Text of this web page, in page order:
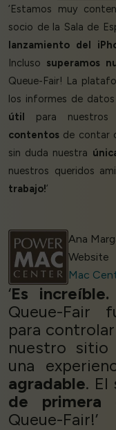
‘Estamos muy
socio de la Sala de
lanzamiento del
Incluso superamos
Queue-Fair! La
los informes de
útil para nuestros
contentos de contar
sin duda nuestra
nuestros queridos
trabajo!’
Ana
Website
Mac
‘Es
Queue-Fair
para
nuestro
una
agradable. El
de primera
Queue-Fair!’